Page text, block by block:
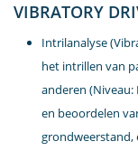
VIBRATORY
Intrilanalyse
het intrillen van
anderen (Niveau:
en beoordelen
grondweerstand,